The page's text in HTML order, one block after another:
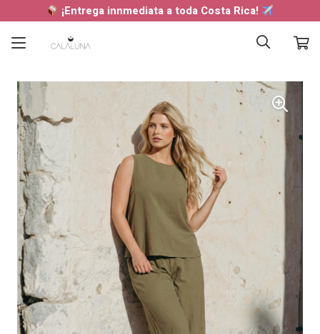
¡Entrega innmediata a toda Costa Rica!